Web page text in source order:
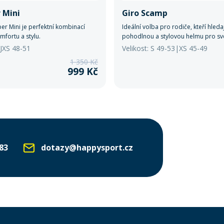
Mini
Mini je perfektní kombinací
a stylu.
48-51
1 350 Kč
999 Kč
Giro Scamp
Ideální volba pro rodiče, kteří
pohodlnou a stylovou helmu pro
Velikost: S 49-53|XS 45-49
dotazy@happysport.cz